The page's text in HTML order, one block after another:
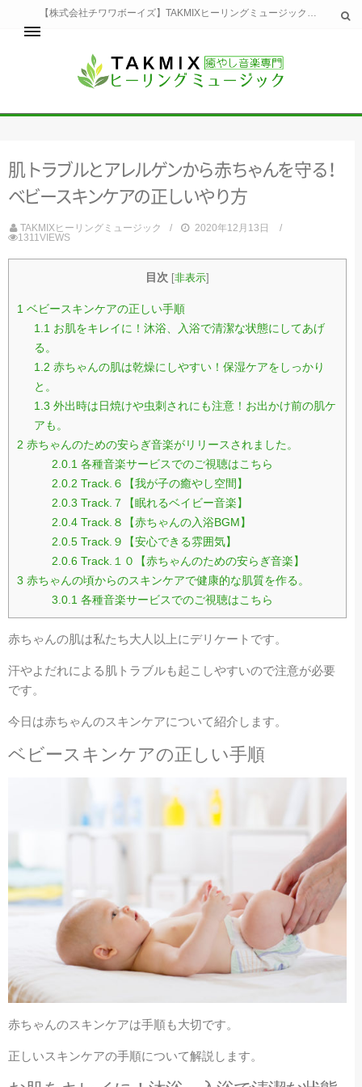
【株式会社チワワボーイズ】TAKMIXヒーリングミュージックへようこそ。TAKMIXヒーリングミュージックは貴方に特別な癒やしの時間をご提供致します。
ホーム
睡眠
瞑想・集中
美容
自然
お問い合わせ
運営会社
肌トラブルと アレルゲンから赤ちゃんを守る！
ベビースキンケアの正 しいやり方
TAKMIXヒーリングミュージック
2020年12月13日
1311VIEWS
目次 [非表示]
1 ベビースキンケアの正しい手順
1.1 お肌をキレイに！沐浴、入浴で清潔な状態にしてあげ
る。
1.2 赤ちゃんの肌は乾燥にしやすい！保湿ケアをしっかり
と。
1.3 外出時は日焼けや虫刺されにも注意！お出かけ前の肌ケ
アも。
2 赤ちゃんのための安らぎ音楽がリリースされました。
2.0.1 各種音楽サービスでのご視聴はこちら
2.0.2 Track.６【我が子の癒やし空間】
2.0.3 Track.７【眠れるベイビー音楽】
2.0.4Track.８【赤ちゃんの入浴BGM】
2.0.5Track.９【安心できる雰囲気】
2.0.6Track.１０【赤ちゃんのための安らぎ音楽】
3 赤ちゃんの頃からのスキンケアで健康的な肌質を作る。
3.0.1 各種音楽サービスでのご視聴はこちら
赤ちゃんの肌は私たち大人以上にデリケートです。
汗やよだれによる肌トラブルも起こしやすいので注意が必要
です。
今日は赤ちゃんのスキンケアについて紹介します。
ベビースキンケアの正しい手順
赤ちゃんのスキンケアは手順も大切です。
正しいスキンケアの手順について解説します。